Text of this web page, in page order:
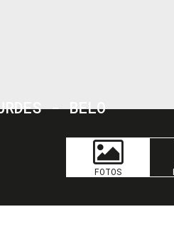
FOTOS
- BELO